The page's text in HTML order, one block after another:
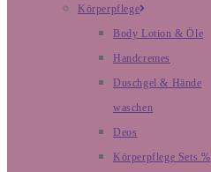
Körperpflege
Body Lotion & Öle
Handcremes
Duschgel & Hände
waschen
Deos
Körperpflege Sets %